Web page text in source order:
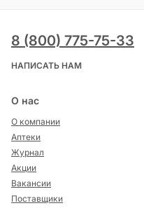
8 (800) 775-75-33
НАПИСАТЬ НАМ
О нас
О компании
Аптеки
Журнал
Акции
Вакансии
Поставщики